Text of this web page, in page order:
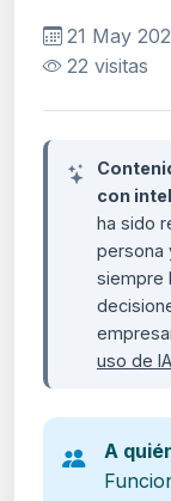
21 May
22 visitas
con
ha sido
persona
siempre
uso de IA
A